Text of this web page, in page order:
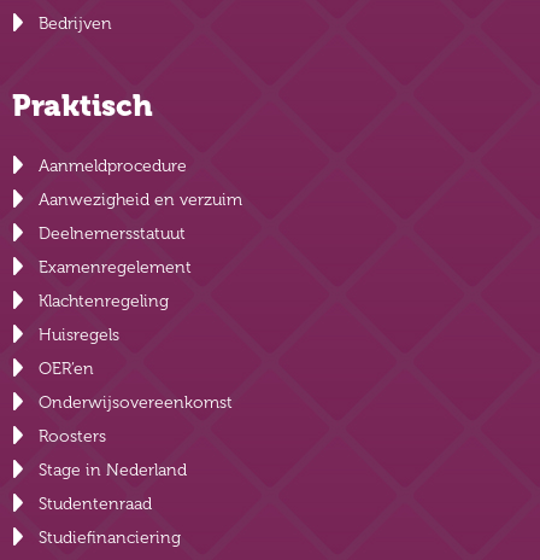
Bedrijven
Praktisch
Aanmeldprocedure
Aanwezigheid en verzuim
Deelnemersstatuut
Examenregelement
Klachtenregeling
Huisregels
OER’en
Onderwijsovereenkomst
Roosters
Stage in Nederland
Studentenraad
Studiefinanciering